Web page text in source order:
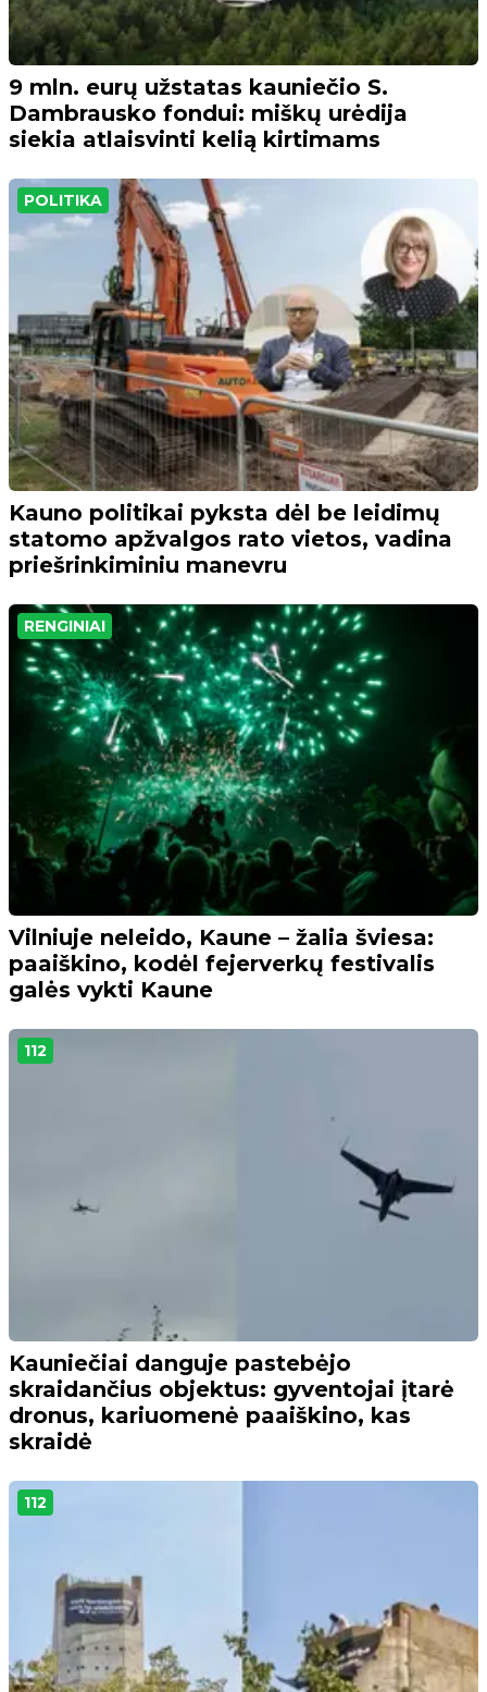
9 mln. eurų užstatas kauniečio S.
Dambrausko fondui: miškų urėdija
siekia atlaisvinti kelią kirtimams
POLITIKA
Kauno politikai pyksta dėl be leidimų
statomo apžvalgos rato vietos, vadina
priešrinkiminiu manevru
RENGINIAI
Vilniuje neleido, Kaune – žalia šviesa:
paaiškino, kodėl fejerverkų festivalis
galės vykti Kaune
112
Kauniečiai danguje pastebėjo
skraidančius objektus: gyventojai įtarė
dronus, kariuomenė paaiškino, kas
skraidė
112